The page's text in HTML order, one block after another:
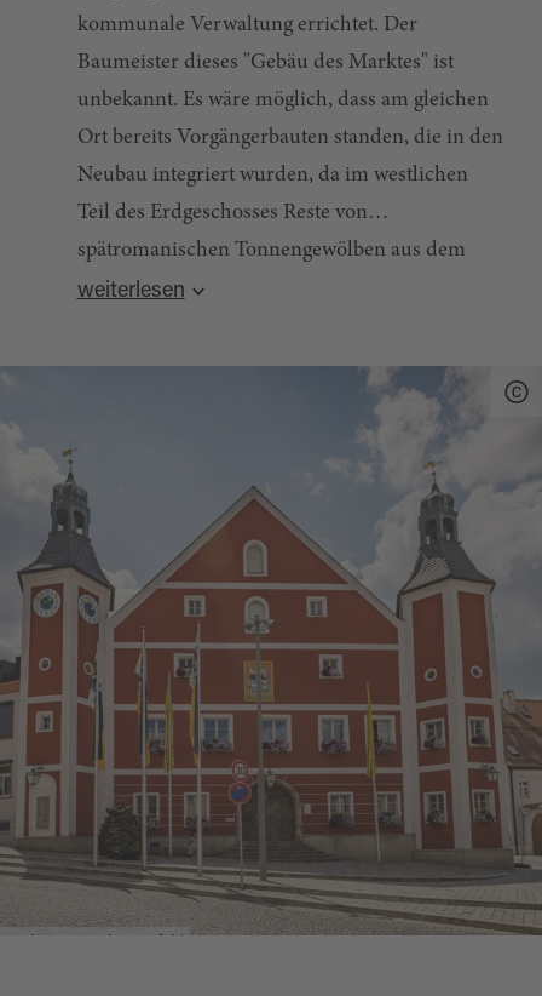
kommunale Verwaltung errichtet. Der
Baumeister dieses "Gebäu des Marktes" ist
unbekannt. Es wäre möglich, dass am gleichen
Ort bereits Vorgängerbauten standen, die in den
Neubau integriert wurden, da im westlichen
Teil des Erdgeschosses Reste von
spätromanischen Tonnengewölben aus dem
12./13. Jahrhundert noch heute vorhanden
Baufälligkeit des ursprünglichen Gebäudes
beschwerten, begannen bald darauf umfassende
Um- und Neubauarbeiten, mit denen ein
repräsentativer Renaissancebau entstand. Als
Architekt kann Leonard Greineisen aus
Burglengenfeld benannt werden. Seine
genauen Lebensdaten sind unbekannt, seine
Schaffenszeit als Architekt lag jedoch am Ende
des 16.Jahrhunderts. Das Rathaus war immer
für Verwaltungszwecke genutzt und
dementsprechend oft umgebaut worden. Nur
noch wenige Spuren zeugen von der
ursprünglichen Raumaufteilung und den
wechselnden Raumfunktionen. Neben den
bereits erwähnten Resten von spätromanischen
Tonnengewölbe aus dem 12./13. Jahrhundert
Quelle:destination.one
weiterlesen